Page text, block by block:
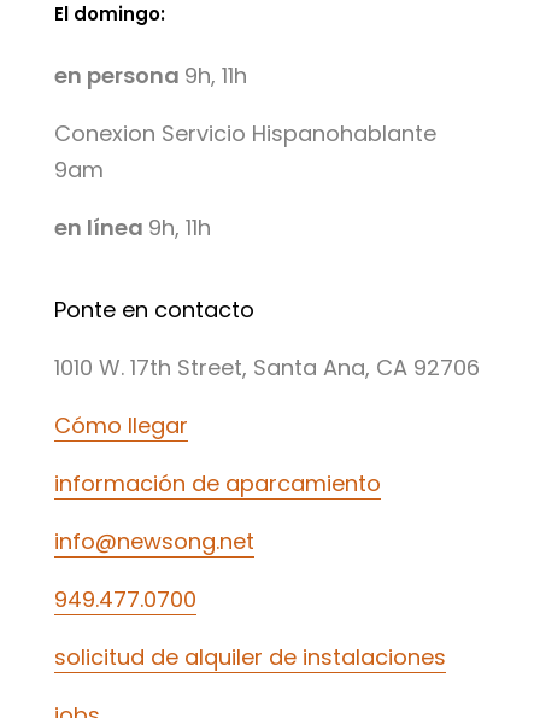
El domingo:
en persona 9h, 11h
Conexion Servicio Hispanohablante
9am
en línea 9h, 11h
Ponte en contacto
1010 W. 17th Street, Santa Ana, CA 92706
Cómo llegar
información de aparcamiento
info@newsong.net
949.477.0700
solicitud de alquiler de instalaciones